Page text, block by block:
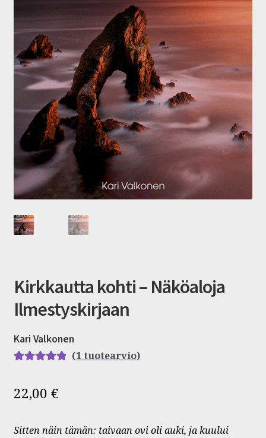
Kirkkautta kohti – Näköaloja
Ilmestyskirjaan
Kari Valkonen
perustuen
arvotukseen.
(1tuotearvio)
22,00 €
Sitten näin tämän: taivaan ovi oli auki, ja kuului